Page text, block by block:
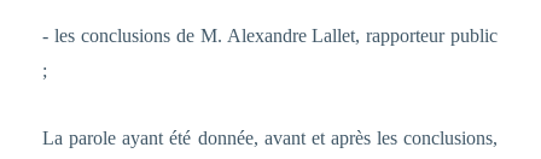
- les conclusions de M. Alexandre Lallet, rapporteur public
;
La parole ayant été donnée, avant et après les conclusions,